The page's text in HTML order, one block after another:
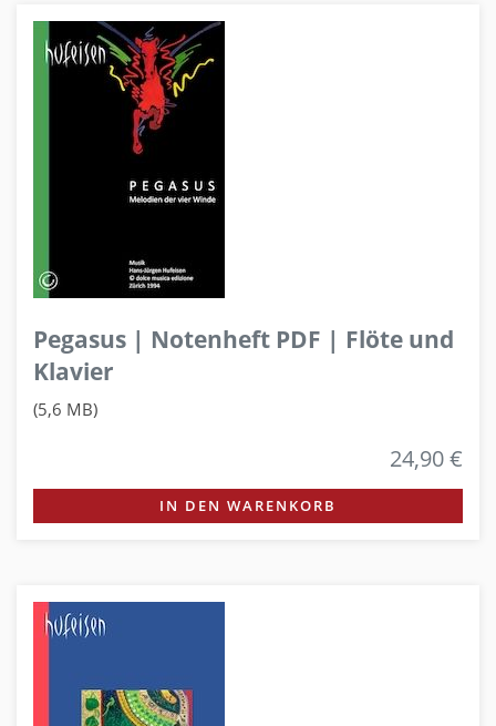
Pegasus | Notenheft PDF | Flöte und
Klavier
(5,6 MB)
24,90 €
IN DEN WARENKORB